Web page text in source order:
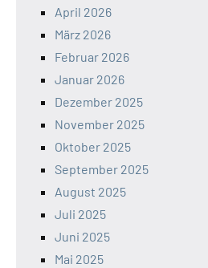
April 2026
März 2026
Februar 2026
Januar 2026
Dezember 2025
November 2025
Oktober 2025
September 2025
August 2025
Juli 2025
Juni 2025
Mai 2025